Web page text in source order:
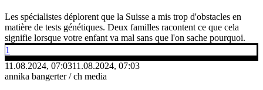
Les spécialistes déplorent que la Suisse a mis trop d'obstacles en
matière de tests génétiques. Deux familles racontent ce que cela
signifie lorsque votre enfant va mal sans que l'on sache pourquoi.
1
11.08.2024, 07:0311.08.2024, 07:03
annika bangerter / ch media